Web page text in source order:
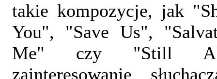
takie kompozycje, jak
You", "Save Us",
Me" czy "Still
zainteresowanie